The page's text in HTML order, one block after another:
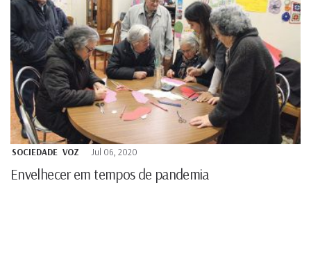
SOCIEDADE VOZ Jul 06, 2020
Envelhecer em tempos de pandemia